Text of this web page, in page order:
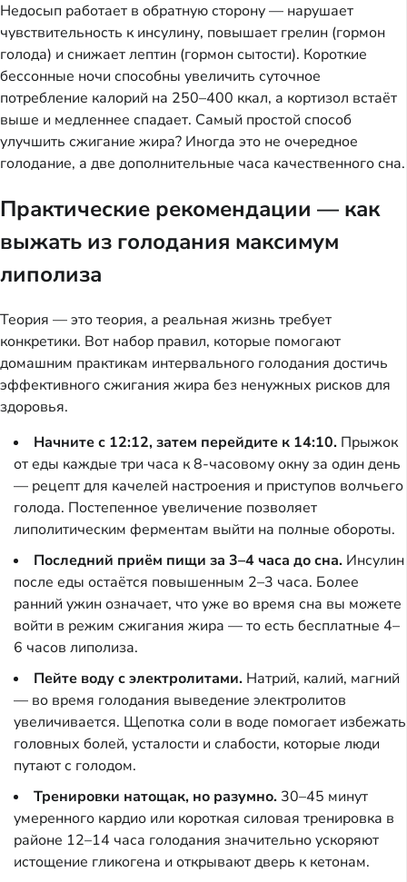
Недосып работает в обратную сторону — нарушает
чувствительность к инсулину, повышает грелин (гормон
голода) и снижает лептин (гормон сытости). Короткие
бессонные ночи способны увеличить суточное
потребление калорий на 250–400 ккал, а кортизол встаёт
выше и медленнее спадает. Самый простой способ
улучшить сжигание жира? Иногда это не очередное
голодание, а две дополнительные часа качественного сна.
Практические рекомендации — как
выжать из голодания максимум
липолиза
Теория — это теория, а реальная жизнь требует
конкретики. Вот набор правил, которые помогают
домашним практикам интервального голодания достичь
эффективного сжигания жира без ненужных рисков для
здоровья.
Начните с 12:12, затем перейдите к 14:10. Прыжок
от еды каждые три часа к 8-часовому окну за один день
— рецепт для качелей настроения и приступов волчьего
голода. Постепенное увеличение позволяет
липолитическим ферментам выйти на полные обороты.
Последний приём пищи за 3–4 часа до сна. Инсулин
после еды остаётся повышенным 2–3 часа. Более
ранний ужин означает, что уже во время сна вы можете
войти в режим сжигания жира — то есть бесплатные 4–
6 часов липолиза.
Пейте воду с электролитами. Натрий, калий, магний
— во время голодания выведение электролитов
увеличивается. Щепотка соли в воде помогает избежать
головных болей, усталости и слабости, которые люди
путают с голодом.
Тренировки натощак, но разумно. 30–45 минут
умеренного кардио или короткая силовая тренировка в
районе 12–14 часа голодания значительно ускоряют
истощение гликогена и открывают дверь к кетонам.